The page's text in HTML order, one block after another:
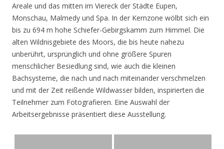
Areale und das mitten im Viereck der Städte Eupen,
Monschau, Malmedy und Spa. In der Kernzone wölbt sich ein
bis zu 694 m hohe Schiefer-Gebirgskamm zum Himmel. Die
alten Wildnisgebiete des Moors, die bis heute nahezu
unberührt, ursprünglich und ohne größere Spuren
menschlicher Besiedlung sind, wie auch die kleinen
Bachsysteme, die nach und nach miteinander verschmelzen
und mit der Zeit reißende Wildwasser bilden, inspirierten die
Teilnehmer zum Fotografieren. Eine Auswahl der
Arbeitsergebnisse präsentiert diese Ausstellung.